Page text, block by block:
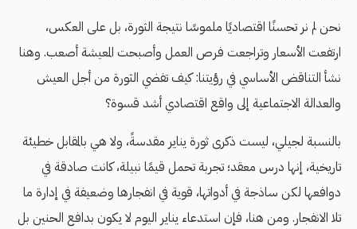
نحن لم نر تحسنًا اقتصاديًا ملموسًا نتيجة الثورة، بل على العكس،
ارتفعت الأسعار وتراجعت فرص العمل وأصبحت المعيشة أصعب. وهنا
نشأ التناقض الأساسي في رؤيتنا: كيف تفضي الثورة من أجل العيش
والعدالة الاجتماعية إلى واقع اقتصادي أشد قسوة؟
بالنسبة لجيلي، ليست ذكرى ثورة يناير مقدسةً، ولا هي بالمقابل خطيئة
تاريخية، إنها درس معقد؛ تجربة تحمل قيمًا نبيلة، كانت صادقة في
دوافعها لكن ساذجة في أدواتها، قوية في انفجارها وضعيفة في إدارة ما
تلا الانفجار. ومن هنا، فإن استدعاء يناير اليوم لا يكون بدافع الحنين بل